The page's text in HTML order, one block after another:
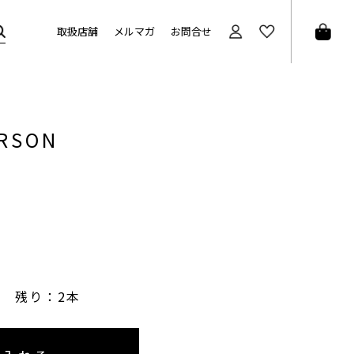
取扱店舗 メルマガ お問合せ
残り：2本